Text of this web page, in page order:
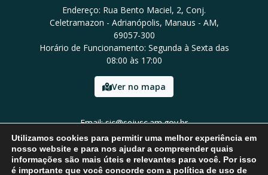
Endereço: Rua Bento Maciel, 2, Conj.
Celetramazon - Adrianópolis, Manaus - AM,
69057-300
Horário de Funcionamento: Segunda à Sexta das
08:00 às 17:00
Ver no mapa
Email: sic@sejusc.am.gov.br
Tel: (92) 98454-8684
Utilizamos cookies para permitir uma melhor experiência em
nosso website e para nos ajudar a compreender quais
informações são mais úteis e relevantes para você. Por isso
é importante que você concorde com a política de uso de